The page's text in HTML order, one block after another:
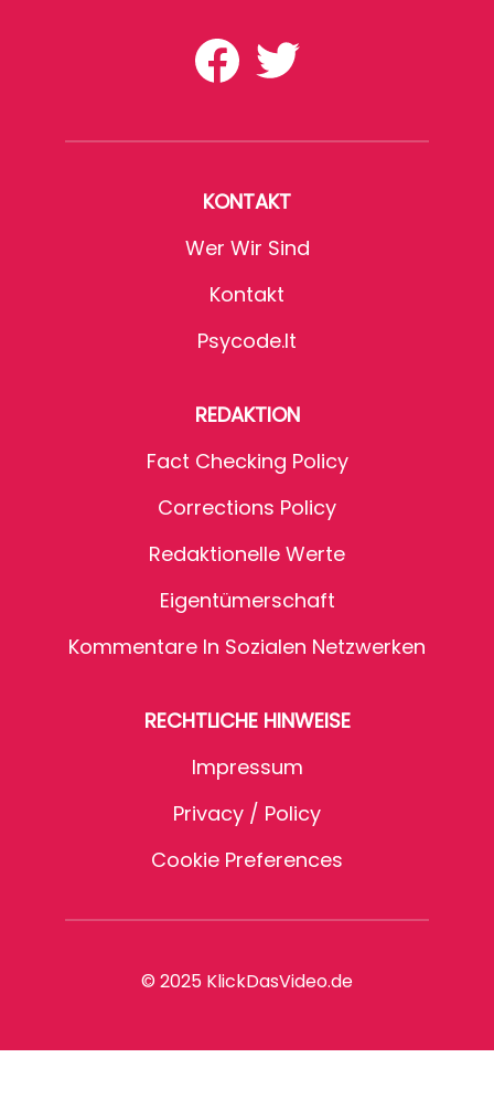
KONTAKT
Wer Wir Sind
Kontakt
Psycode.it
REDAKTION
Fact Checking Policy
Corrections Policy
Redaktionelle Werte
Eigentümerschaft
Kommentare In Sozialen Netzwerken
RECHTLICHE HINWEISE
Impressum
Privacy / Policy
Cookie Preferences
© 2025 KlickDasVideo.de